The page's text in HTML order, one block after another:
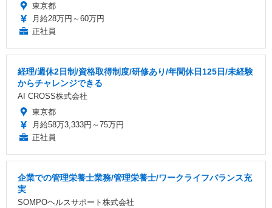
東京都
月給28万円～60万円
正社員
経理/週休2日制/資格取得制度/研修あり/年間休日125日/未経験
からチャレンジできる
AI CROSS株式会社
東京都
月給58万3,333円～75万円
正社員
企業での管理栄養士業務/管理栄養士/ワークライフバランス充
実
SOMPOヘルスサポート株式会社